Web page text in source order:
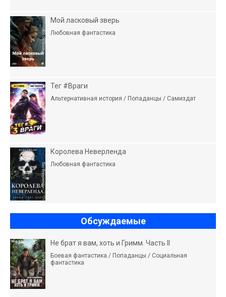
Мой ласковый зверь
Любовная фантастика
Тег #Враги
Альтернативная история / Попаданцы / Самиздат
Королева Неверленда
Любовная фантастика
Обсуждаемые
Не брат я вам, хоть и Гримм. Часть II
Боевая фантастика / Попаданцы / Социальная
фантастика